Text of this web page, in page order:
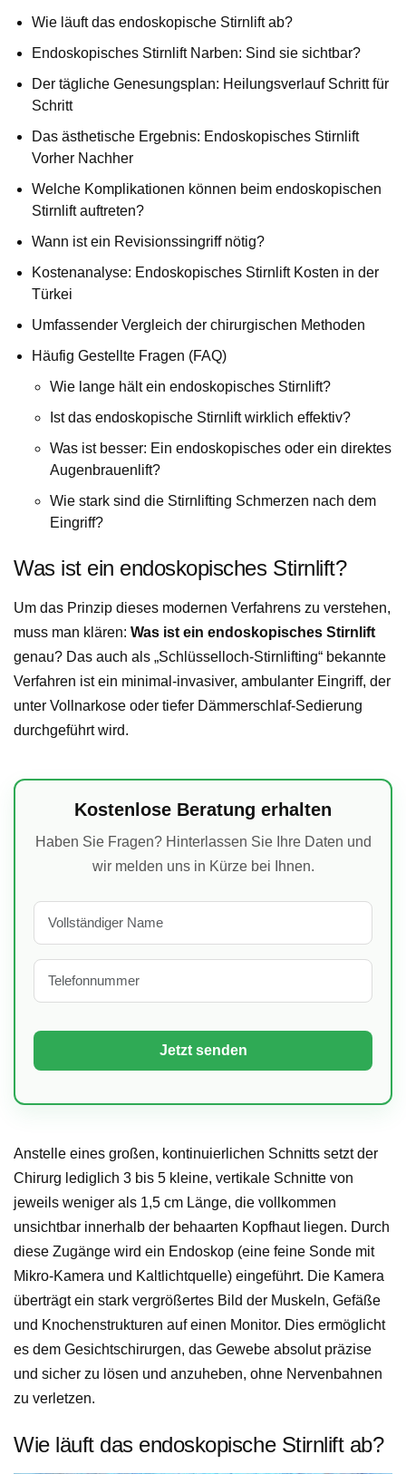
Wie läuft das endoskopische Stirnlift ab?
Endoskopisches Stirnlift Narben: Sind sie sichtbar?
Der tägliche Genesungsplan: Heilungsverlauf Schritt für
Schritt
Das ästhetische Ergebnis: Endoskopisches Stirnlift
Vorher Nachher
Welche Komplikationen können beim endoskopischen
Stirnlift auftreten?
Wann ist ein Revisionssingriff nötig?
Kostenanalyse: Endoskopisches Stirnlift Kosten in der
Türkei
Umfassender Vergleich der chirurgischen Methoden
Häufig Gestellte Fragen (FAQ)
Wie lange hält ein endoskopisches Stirnlift?
Ist das endoskopische Stirnlift wirklich effektiv?
Was ist besser: Ein endoskopisches oder ein direktes
Augenbrauenlift?
Wie stark sind die Stirnlifting Schmerzen nach dem
Eingriff?
Was ist ein endoskopisches Stirnlift?
Um das Prinzip dieses modernen Verfahrens zu verstehen,
muss man klären: Was ist ein endoskopisches Stirnlift
genau? Das auch als „Schlüsselloch-Stirnlifting“ bekannte
Verfahren ist ein minimal-invasiver, ambulanter Eingriff, der
unter Vollnarkose oder tiefer Dämmerschlaf-Sedierung
durchgeführt wird.
Kostenlose Beratung erhalten
Haben Sie Fragen? Hinterlassen Sie Ihre Daten und
wir melden uns in Kürze bei Ihnen.
Anstelle eines großen, kontinuierlichen Schnitts setzt der
Chirurg lediglich 3 bis 5 kleine, vertikale Schnitte von
jeweils weniger als 1,5 cm Länge, die vollkommen
unsichtbar innerhalb der behaarten Kopfhaut liegen. Durch
diese Zugänge wird ein Endoskop (eine feine Sonde mit
Mikro-Kamera und Kaltlichtquelle) eingeführt. Die Kamera
überträgt ein stark vergrößertes Bild der Muskeln, Gefäße
und Knochenstrukturen auf einen Monitor. Dies ermöglicht
es dem Gesichtschirurgen, das Gewebe absolut präzise
und sicher zu lösen und anzuheben, ohne Nervenbahnen
zu verletzen.
Wie läuft das endoskopische Stirnlift ab?